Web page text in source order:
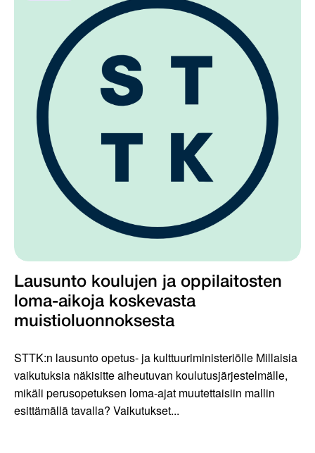
Lausunto koulujen ja oppilaitosten
loma-aikoja koskevasta
muistioluonnoksesta
STTK:n lausunto opetus- ja kulttuuriministeriölle Millaisia
vaikutuksia näkisitte aiheutuvan koulutusjärjestelmälle,
mikäli perusopetuksen loma-ajat muutettaisiin mallin
esittämällä tavalla? Vaikutukset...